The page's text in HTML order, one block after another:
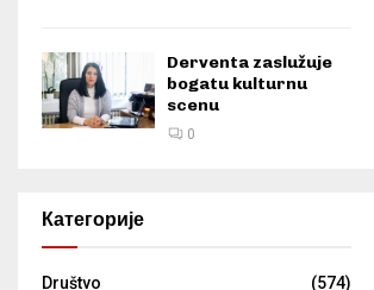
Derventa zaslužuje
bogatu kulturnu
scenu
0
Категорије
Društvo
(574)